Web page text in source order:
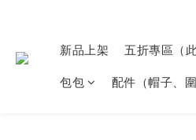
新品上架 五折專區（
包包
配件（帽子、圍